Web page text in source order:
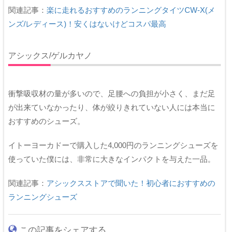
関連記事： 楽に走れるおすすめのランニングタイツCW-X(メ
ンズ/レディース)！安くはないけどコスパ最高
アシックス/ゲルカヤノ
衝撃吸収材の量が多いので、足腰への負担が小さく、まだ足
が出来ていなかったり、体が絞りきれていない人には本当に
おすすめのシューズ。
イトーヨーカドーで購入した4,000円のランニングシューズを
使っていた僕には、非常に大きなインパクトを与えた一品。
関連記事： アシックスストアで聞いた！初心者におすすめの
ランニングシューズ